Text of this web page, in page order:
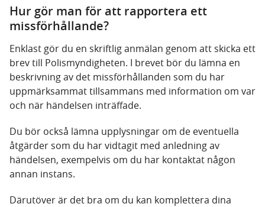
Hur gör man för att rapportera ett
missförhållande?
Enklast gör du en skriftlig anmälan genom att skicka ett
brev till Polismyndigheten. I brevet bör du lämna en
beskrivning av det missförhållanden som du har
uppmärksammat tillsammans med information om var
och när händelsen inträffade.
Du bör också lämna upplysningar om de eventuella
åtgärder som du har vidtagit med anledning av
händelsen, exempelvis om du har kontaktat någon
annan instans.
Därutöver är det bra om du kan komplettera dina